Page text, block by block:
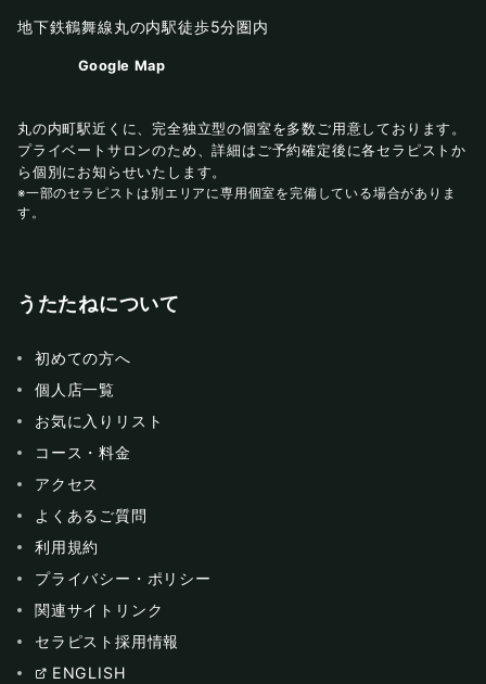
地下鉄鶴舞線丸の内駅徒歩5分圏内
Google Map
丸の内町駅近くに、完全独立型の個室を多数ご用意しております。
プライベートサロンのため、詳細はご予約確定後に各セラピストか
ら個別にお知らせいたします。
※一部のセラピストは別エリアに専用個室を完備している場合がありま
す。
うたたねについて
初めての方へ
個人店一覧
お気に入りリスト
コース・料金
アクセス
よくあるご質問
利用規約
プライバシー・ポリシー
関連サイトリンク
セラピスト採用情報
ENGLISH